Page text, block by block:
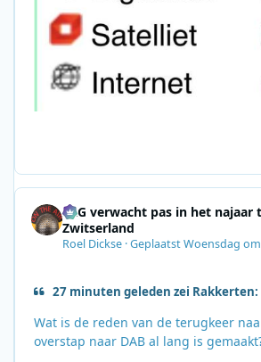
SRG verwacht pas in het najaar
Zwitserland
Roel Dickse ·GeplaatstWoensdag
27 minuten geleden zei Rakkerten:
Wat is de reden van de terugkeer
overstap naar DAB al lang is